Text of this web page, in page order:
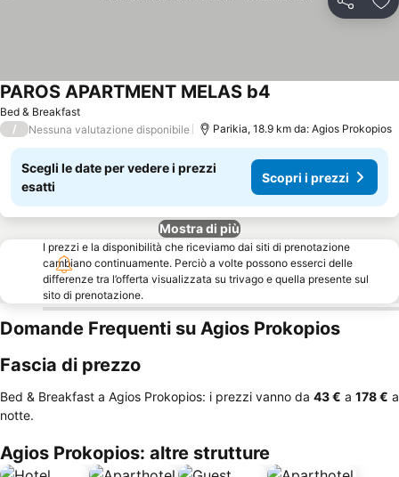
Condividi
Bed & Breakfast
PAROS APARTMENT MELAS b4
/ Nessuna valutazione disponibile Parikia, 18.9 km da: Agios Prokopios
Scegli le date per vedere i prezzi
esatti
Scopri i prezzi
Mostra di più
I prezzi e la disponibilità che riceviamo dai siti di prenotazione
cambiano continuamente. Perciò a volte possono esserci delle
differenze tra l’offerta visualizzata su trivago e quella presente sul
sito di prenotazione.
Domande Frequenti su Agios Prokopios
Fascia di prezzo
Bed & Breakfast a Agios Prokopios: i prezzi vanno da ‎43 € a ‎178 € a
notte.
Agios Prokopios: altre strutture